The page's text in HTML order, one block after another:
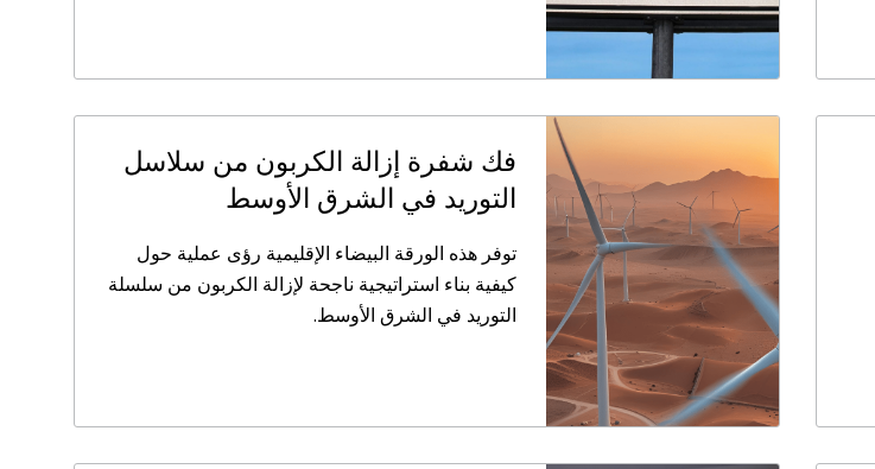
فك شفرة إزالة الكربون من سلاسل
التوريد في الشرق الأوسط
توفر هذه الورقة البيضاء الإقليمية رؤى عملية حول
كيفية بناء استراتيجية ناجحة لإزالة الكربون من سلسلة
التوريد في الشرق الأوسط.